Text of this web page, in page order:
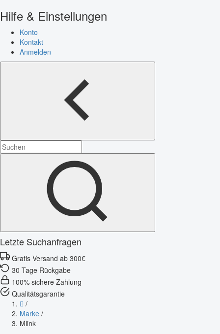
Hilfe & Einstellungen
Konto
Kontakt
Anmelden
Letzte Suchanfragen
Gratis Versand ab 300€
30 Tage Rückgabe
100% sichere Zahlung
Qualitätsgarantie
/
Marke /
Mlink